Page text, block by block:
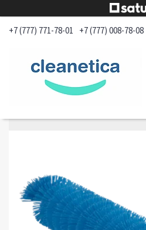
+7 (777) 771-78-01 +7 (777) 008-78-08